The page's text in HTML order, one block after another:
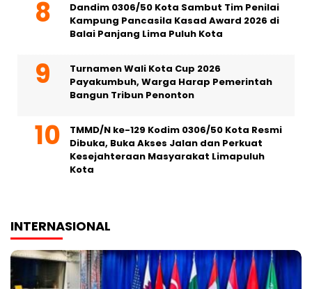
Dandim 0306/50 Kota Sambut Tim Penilai
Kampung Pancasila Kasad Award 2026 di
Balai Panjang Lima Puluh Kota
Turnamen Wali Kota Cup 2026
Payakumbuh, Warga Harap Pemerintah
Bangun Tribun Penonton
TMMD/N ke-129 Kodim 0306/50 Kota Resmi
Dibuka, Buka Akses Jalan dan Perkuat
Kesejahteraan Masyarakat Limapuluh
Kota
INTERNASIONAL